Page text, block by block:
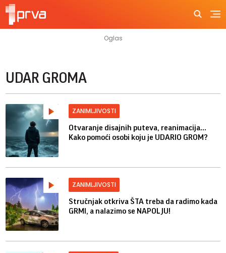
UDAR GROMA
ZANIMLJIVOSTI
Otvaranje disajnih puteva, reanimacija...
Kako pomoći osobi koju je UDARIO GROM?
ZANIMLJIVOSTI
Stručnjak otkriva ŠTA treba da radimo kada
GRMI, a nalazimo se NAPOLJU!